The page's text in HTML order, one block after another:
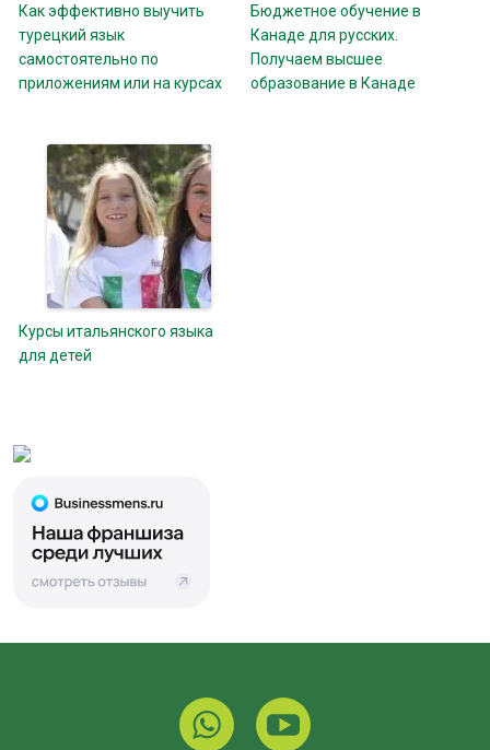
Как эффективно выучить
турецкий язык
самостоятельно по
приложениям или на курсах
Бюджетное обучение в
Канаде для русских.
Получаем высшее
образование в Канаде
Курсы итальянского языка
для детей